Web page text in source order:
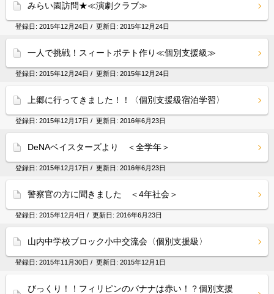
みらい園訪問★≪演劇クラブ≫
登録日: 2015年12月24日 / 更新日: 2015年12月24日
一人で挑戦！スィートポテト作り≪個別支援級≫
登録日: 2015年12月24日 / 更新日: 2015年12月24日
上郷に行ってきました！！〈個別支援級宿泊学習〉
登録日: 2015年12月17日 / 更新日: 2016年6月23日
DeNAベイスターズより ＜全学年＞
登録日: 2015年12月17日 / 更新日: 2016年6月23日
警察官の方に聞きました ＜4年社会＞
登録日: 2015年12月4日 / 更新日: 2016年6月23日
山内中学校ブロック小中交流会〈個別支援級〉
登録日: 2015年11月30日 / 更新日: 2015年12月1日
びっくり！！フィリピンのバナナは赤い！？個別支援